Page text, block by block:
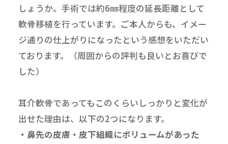
しょうか。手術では約6㎜程度の延長距離として
軟骨移植を行っています。ご本人からも、イメー
ジ通りの仕上がりになったという感想をいただい
ております。（周囲からの評判も良いとお喜びで
した）
耳介軟骨であってもこのくらいしっかりと変化が
出せた理由は、以下の2つになります。
・鼻先の皮膚・皮下組織にボリュームがあった